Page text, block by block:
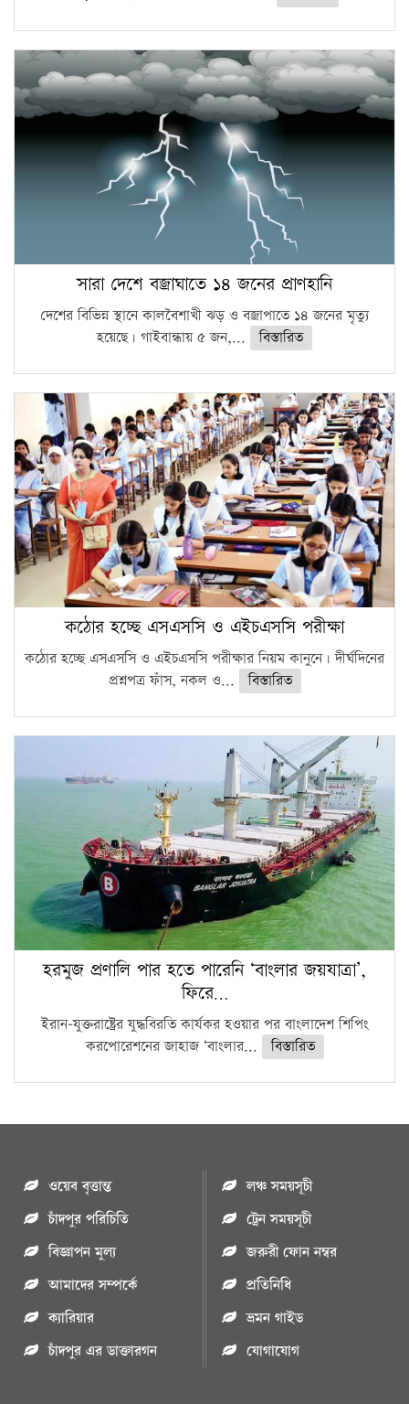
সারা দেশে বজ্রাঘাতে ১৪ জনের প্রাণহানি
দেশের বিভিন্ন স্থানে কালবৈশাখী ঝড় ও বজ্রাপাতে ১৪ জনের মৃত্যু
হয়েছে। গাইবান্ধায় ৫ জন,...
বিস্তারিত
কঠোর হচ্ছে এসএসসি ও এইচএসসি পরীক্ষা
কঠোর হচ্ছে এসএসসি ও এইচএসসি পরীক্ষার নিয়ম কানুনে। দীর্ঘদিনের
প্রশ্নপত্র ফাঁস, নকল ও...
বিস্তারিত
হরমুজ প্রণালি পার হতে পারেনি ‘বাংলার জয়যাত্রা’,
ফিরে…
ইরান-যুক্তরাষ্ট্রের যুদ্ধবিরতি কার্যকর হওয়ার পর বাংলাদেশ শিপিং
করপোরেশনের জাহাজ ‘বাংলার...
বিস্তারিত
ওয়েব বৃত্তান্ত
চাঁদপুর পরিচিতি
বিজ্ঞাপন মুল্য
আমাদের সম্পর্কে
ক্যারিয়ার
চাঁদপুর এর ডাক্তারগন
লঞ্চ সময়সূচী
ট্রেন সময়সূচী
জরুরী ফোন নম্বর
প্রতিনিধি
ভ্রমন গাইড
যোগাযোগ